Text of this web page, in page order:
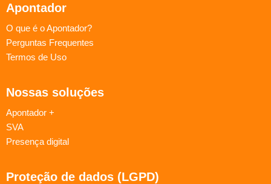
Apontador
O que é o Apontador?
Perguntas Frequentes
Termos de Uso
Nossas soluções
Apontador +
SVA
Presença digital
Proteção de dados (LGPD)